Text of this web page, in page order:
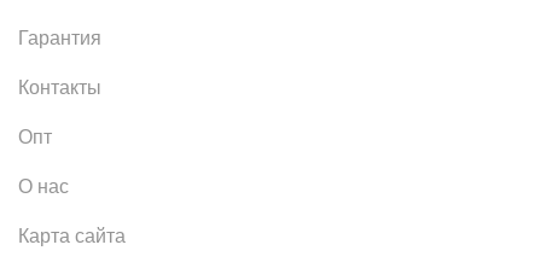
Гарантия
Контакты
Опт
О нас
Карта сайта